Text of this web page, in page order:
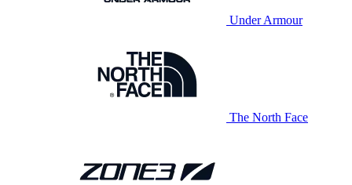
Under Armour
The North Face